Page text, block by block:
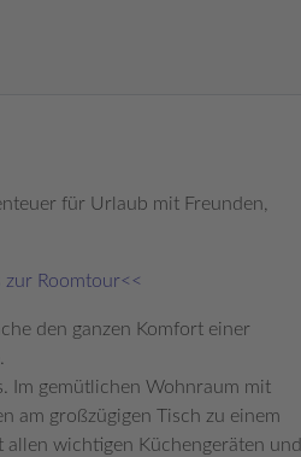
für Urlaub mit Freunden,
zur Roomtour<<
den ganzen Komfort einer
Im gemütlichen Wohnraum mit
am großzügigen Tisch zu einem
allen wichtigen Küchengeräten und